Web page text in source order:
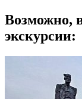
Возможно,
экскурсии: